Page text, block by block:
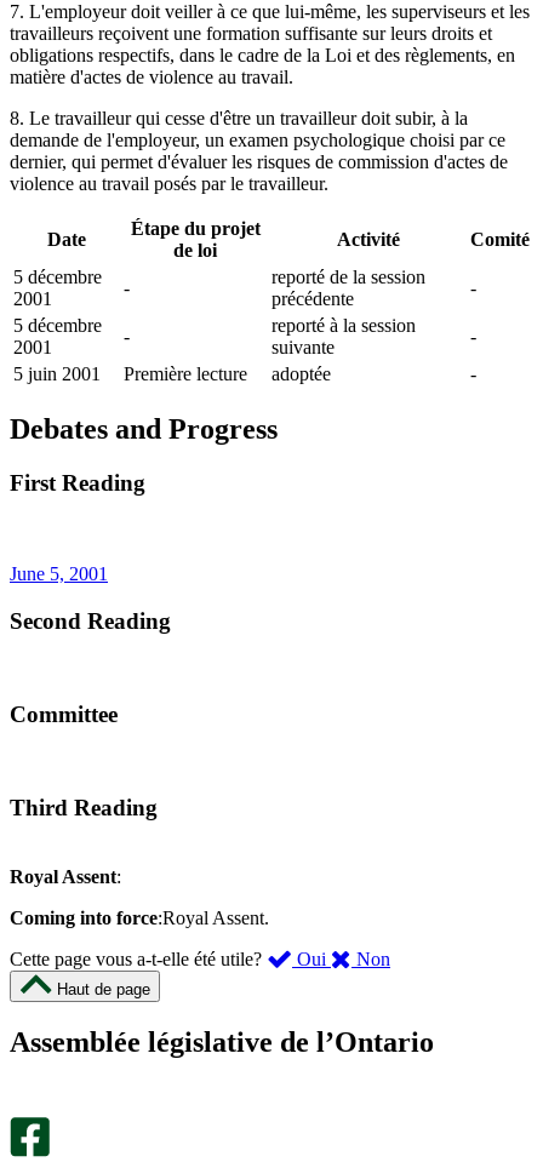
7. L'employeur doit veiller à ce que lui-même, les superviseurs et les
travailleurs reçoivent une formation suffisante sur leurs droits et
obligations respectifs, dans le cadre de la Loi et des règlements, en
matière d'actes de violence au travail.
8. Le travailleur qui cesse d'être un travailleur doit subir, à la
demande de l'employeur, un examen psychologique choisi par ce
dernier, qui permet d'évaluer les risques de commission d'actes de
violence au travail posés par le travailleur.
Date
Étape du projet
de loi
Activité
Comité
5 décembre
2001
-
reporté de la session
précédente
-
5 décembre
2001
-
reporté à la session
suivante
-
5 juin 2001
Première lecture adoptée -
Debates and Progress
First Reading
June 5, 2001
Second Reading
Committee
Third Reading
Royal Assent:
Coming into force:Royal Assent.
Cette page vous a-t-elle été utile?
Oui ,
été
Non
m’a
Haut de page
Assemblée législative de l’Ontario